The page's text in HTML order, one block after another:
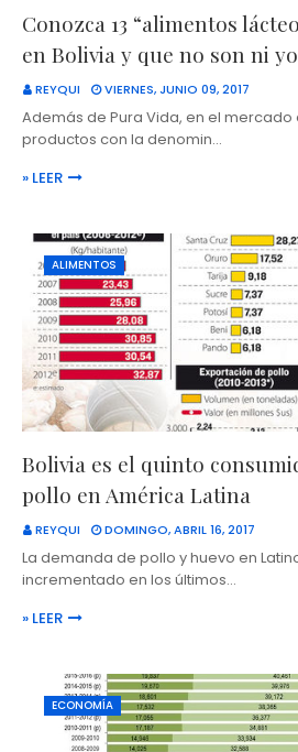
Conozca 13 “alimentos
en Bolivia y que no son ni
REYQUI VIERNES, JUNIO 09, 2017
Además de Pura Vida, en el mercado
productos con la denomin…
» LEER
ALIMENTOS
Bolivia es el quinto
pollo en América Latina
REYQUI DOMINGO, ABRIL 16, 2017
La demanda de pollo y huevo en
incrementado en los últimos…
» LEER
ECONOMÍA